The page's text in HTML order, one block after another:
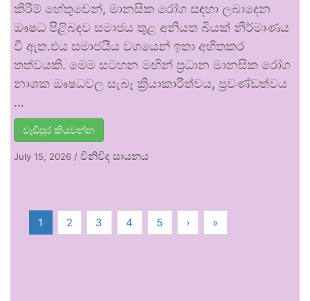
කිරීම් හේතුවෙන්, මානසික රෝග සඳහා ලබාදෙන
ඖෂධ පිළිබඳව සමාජය තුළ අනියත බියක් නිර්මාණය
වී ඇත.එය සමාජයීය වශයෙන් ඉතා අහිතකර
තත්වයකි. මෙම සටහන මඟින් ප්‍රධාන මානසික රෝග
නාශක ඖෂධවල සැබෑ ක්‍රියාකාරීත්වය, ප්‍රචණ්ඩත්වය
…
වැඩිපුර කියවන්න
July 15, 2026 / විනිවිද සායනය
1 2 3 4 5 › »